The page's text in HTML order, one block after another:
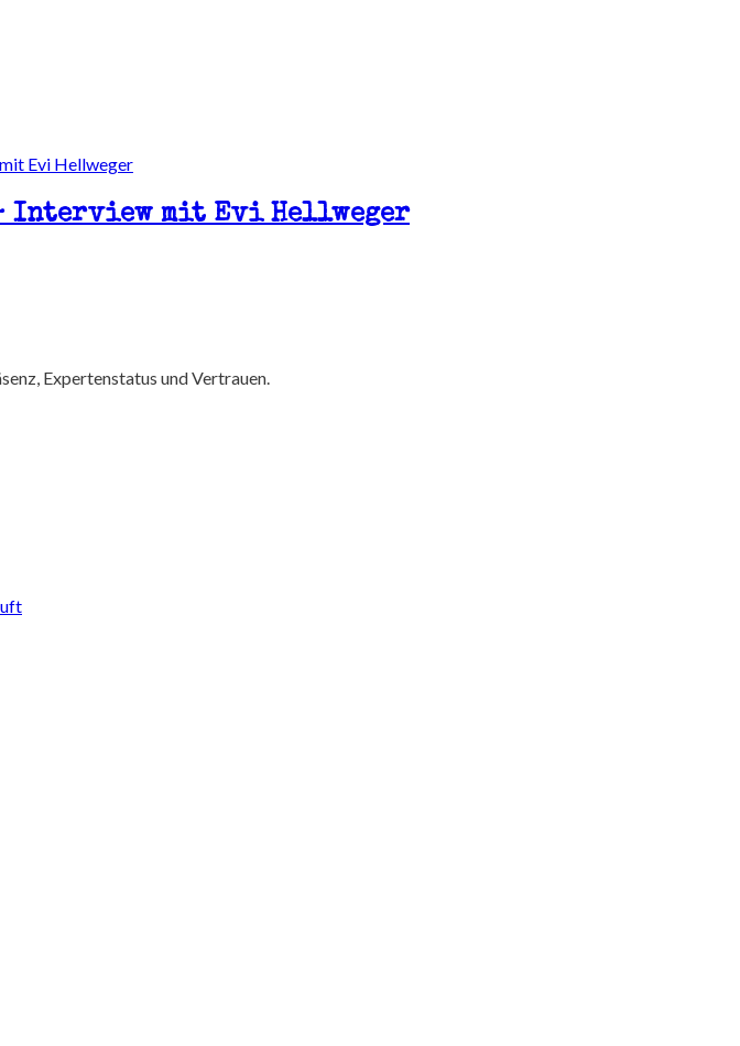
Interview mit Evi Hellweger
Expertenstatus und Vertrauen.